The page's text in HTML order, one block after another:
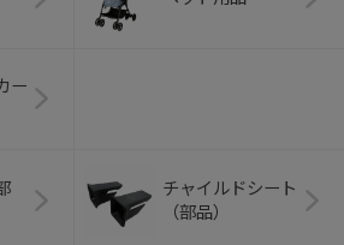
ー
チャイルドシート
（部品）